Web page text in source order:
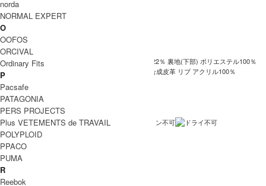
型番 CWX0019
ー
素材
表地 綿100％ 裏地 綿78％ ポリエステル22％ 裏地(下部) ポリエステル100％
コーデュロイ部分 綿100％ 皮革の種類 合成皮革 リブ アクリル100％
生産
国
洗濯
表記
裏地
/ 透
norda
NORMAL EXPERT
O
OOFOS
ORCIVAL
Ordinary Fits
P
Pacsafe
PATAGONIA
PERS PROJECTS
Plus VETEMENTS de TRAVAIL
POLYPLOID
PPACO
PUMA
R
Reebok